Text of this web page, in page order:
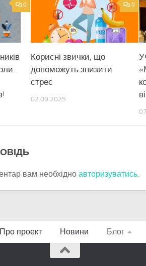
0 0
Корисні звички, що
допоможуть знизити
стрес
02.09.2025
вам необхідно авторизуватись.
Про проект Новини Блог